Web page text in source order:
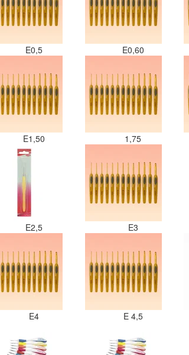
E0,5 E0,60
E1,50 1,75
E2,5 E3
E4 E 4,5